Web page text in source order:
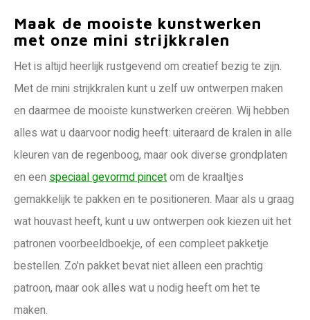
Maak de mooiste kunstwerken
met onze mini strijkkralen
Het is altijd heerlijk rustgevend om creatief bezig te zijn.
Met de mini strijkkralen kunt u zelf uw ontwerpen maken
en daarmee de mooiste kunstwerken creëren. Wij hebben
alles wat u daarvoor nodig heeft: uiteraard de kralen in alle
kleuren van de regenboog, maar ook diverse grondplaten
en een speciaal gevormd pincetom de kraaltjes
gemakkelijk te pakken en te positioneren. Maar als u graag
wat houvast heeft, kunt u uw ontwerpen ook kiezen uit het
patronen voorbeeldboekje, of een compleet pakketje
bestellen. Zo'n pakket bevat niet alleen een prachtig
patroon, maar ook alles wat u nodig heeft om het te
maken.